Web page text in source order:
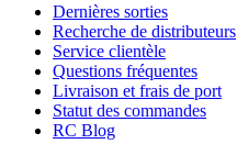
Dernières sorties
Recherche de distributeurs
Service clientèle
Questions fréquentes
Livraison et frais de port
Statut des commandes
RC Blog